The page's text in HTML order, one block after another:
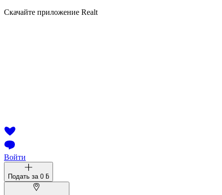
Скачайте приложение Realt
Войти
Подать за 0 ƃ